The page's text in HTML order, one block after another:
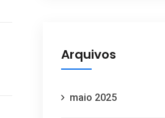
Arquivos
maio 2025